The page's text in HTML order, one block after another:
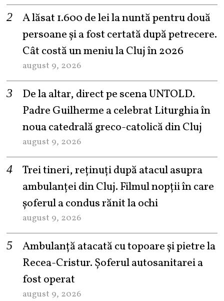
A lăsat 1.600 de lei la nuntă pentru două
persoane și a fost certată după petrecere.
Cât costă un meniu la Cluj în 2026
august 9, 2026
De la altar, direct pe scena UNTOLD.
Padre Guilherme a celebrat Liturghia în
noua catedrală greco-catolică din Cluj
august 9, 2026
Trei tineri, reținuți după atacul asupra
ambulanței din Cluj. Filmul nopții în care
șoferul a condus rănit la ochi
august 9, 2026
Ambulanță atacată cu topoare și pietre la
Recea-Cristur. Șoferul autosanitarei a
fost operat
august 9, 2026